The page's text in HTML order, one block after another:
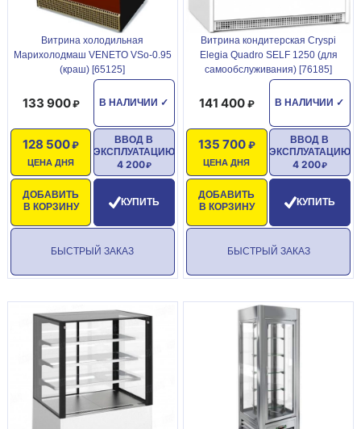
Витрина холодильная
Марихолодмаш VENETO VSo-0.95
(краш) [65125]
В НАЛИЧИИ ✓
133 900
ЦЕНА ДНЯ
128 500
ДОБАВИТЬ
В КОРЗИНУ
ВВОД В
ЭКСПЛУАТАЦИЮ
4 200
КУПИТЬ
БЫСТРЫЙ ЗАКАЗ
Витрина кондитерская Cryspi
Elegia Quadro SELF 1250 (для
самообслуживания) [76185]
В НАЛИЧИИ ✓
141 400
ЦЕНА ДНЯ
135 700
ДОБАВИТЬ
В КОРЗИНУ
ВВОД В
ЭКСПЛУАТАЦИЮ
4 200
КУПИТЬ
БЫСТРЫЙ ЗАКАЗ